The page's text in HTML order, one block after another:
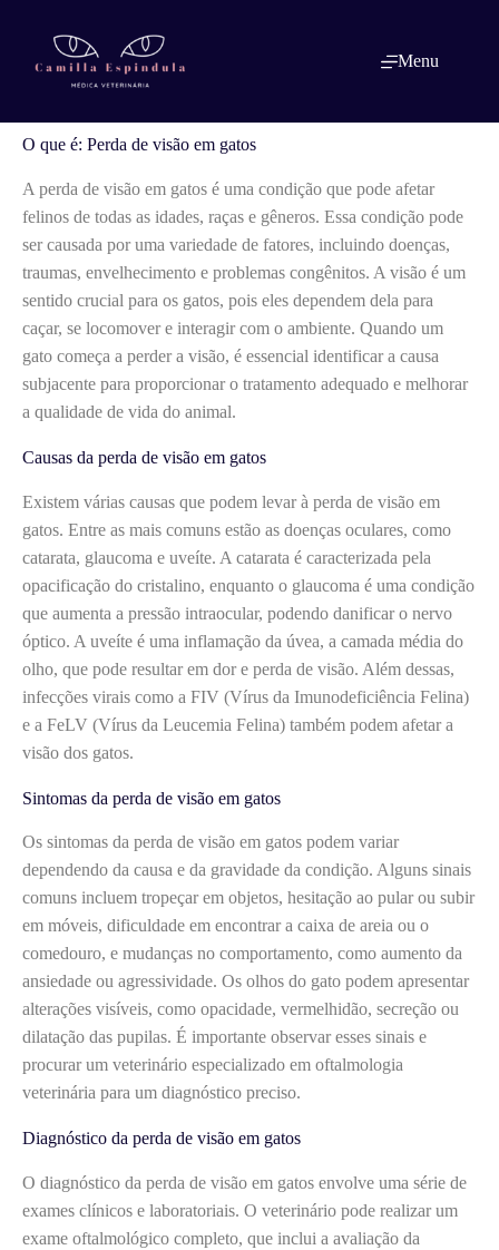
conteúdo
Menu
O que é: Perda de visão em gatos
O que é: Perda de visão em gatos
A perda de visão em gatos é uma condição que pode afetar
felinos de todas as idades, raças e gêneros. Essa condição pode
ser causada por uma variedade de fatores, incluindo doenças,
traumas, envelhecimento e problemas congênitos. A visão é um
sentido crucial para os gatos, pois eles dependem dela para
caçar, se locomover e interagir com o ambiente. Quando um
gato começa a perder a visão, é essencial identificar a causa
subjacente para proporcionar o tratamento adequado e melhorar
a qualidade de vida do animal.
Causas da perda de visão em gatos
Existem várias causas que podem levar à perda de visão em
gatos. Entre as mais comuns estão as doenças oculares, como
catarata, glaucoma e uveíte. A catarata é caracterizada pela
opacificação do cristalino, enquanto o glaucoma é uma condição
que aumenta a pressão intraocular, podendo danificar o nervo
óptico. A uveíte é uma inflamação da úvea, a camada média do
olho, que pode resultar em dor e perda de visão. Além dessas,
infecções virais como a FIV (Vírus da Imunodeficiência Felina)
e a FeLV (Vírus da Leucemia Felina) também podem afetar a
visão dos gatos.
Sintomas da perda de visão em gatos
Os sintomas da perda de visão em gatos podem variar
dependendo da causa e da gravidade da condição. Alguns sinais
comuns incluem tropeçar em objetos, hesitação ao pular ou subir
em móveis, dificuldade em encontrar a caixa de areia ou o
comedouro, e mudanças no comportamento, como aumento da
ansiedade ou agressividade. Os olhos do gato podem apresentar
alterações visíveis, como opacidade, vermelhidão, secreção ou
dilatação das pupilas. É importante observar esses sinais e
procurar um veterinário especializado em oftalmologia
veterinária para um diagnóstico preciso.
Diagnóstico da perda de visão em gatos
O diagnóstico da perda de visão em gatos envolve uma série de
exames clínicos e laboratoriais. O veterinário pode realizar um
exame oftalmológico completo, que inclui a avaliação da